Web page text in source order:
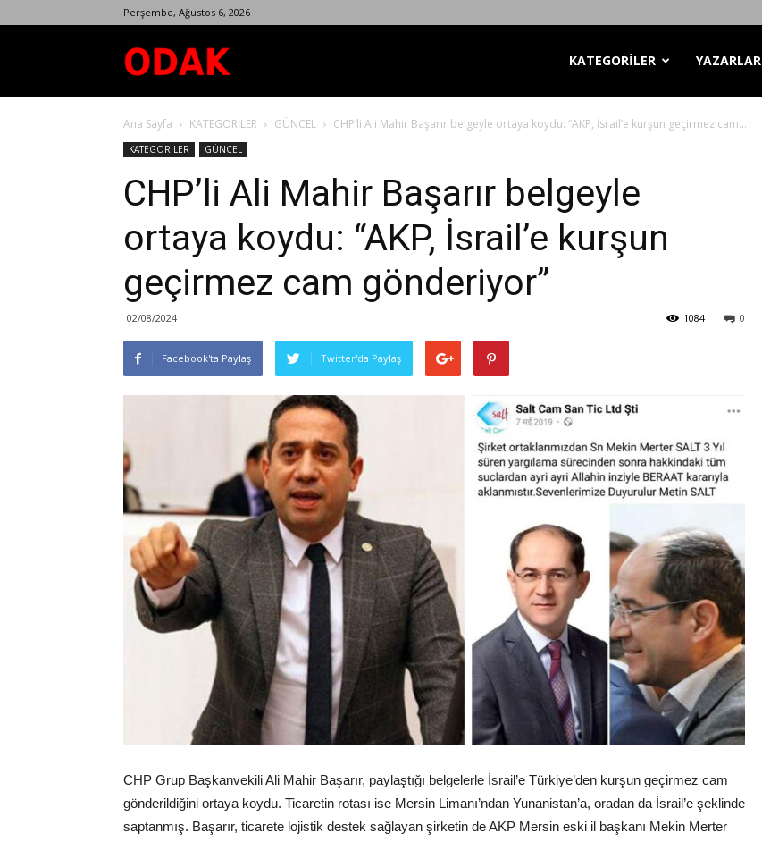
Perşembe, Ağustos 6, 2026
Dergisi
KATEGORİLER YAZARLAR
Ana Sayfa KATEGORİLER GÜNCEL CHP’li Ali Mahir Başarır belgeyle ortaya koydu: “AKP, İsrail’e kurşun geçirmez cam...
KATEGORİLER GÜNCEL
CHP’li Ali Mahir Başarır belgeyle
ortaya koydu: “AKP, İsrail’e kurşun
geçirmez cam gönderiyor”
02/08/2024 0
1084
Facebook'ta Paylaş Twitter'da Paylaş
CHP Grup Başkanvekili Ali Mahir Başarır, paylaştığı belgelerle İsrail’e Türkiye’den kurşun geçirmez cam
gönderildiğini ortaya koydu. Ticaretin rotası ise Mersin Limanı’ndan Yunanistan’a, oradan da İsrail’e şeklinde
saptanmış. Başarır, ticarete lojistik destek sağlayan şirketin de AKP Mersin eski il başkanı Mekin Merter